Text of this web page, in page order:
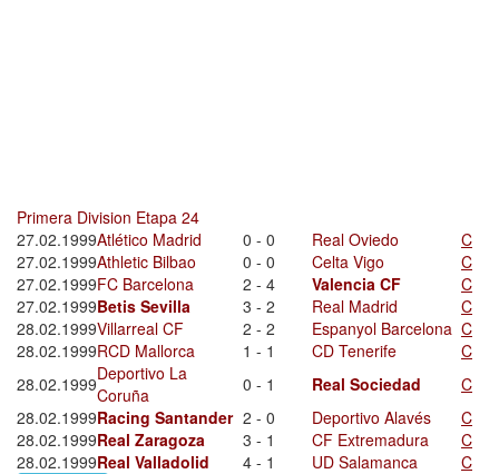
Primera Division Etapa 24
27.02.1999Atlético Madrid 0 - 0 Real Oviedo
C
27.02.1999Athletic Bilbao 0 - 0 Celta Vigo
C
27.02.1999FC Barcelona 2 - 4 Valencia CF
C
27.02.1999Betis Sevilla 3 - 2 Real Madrid
C
28.02.1999Villarreal CF 2 - 2 Espanyol Barcelona C
28.02.1999RCD Mallorca 1 - 1 CD Tenerife
C
28.02.1999Deportivo La
Coruña
0 - 1 Real Sociedad
C
28.02.1999Racing Santander 2 - 0 Deportivo Alavés
C
28.02.1999Real Zaragoza 3 - 1 CF Extremadura
C
28.02.1999Real Valladolid 4 - 1 UD Salamanca
C